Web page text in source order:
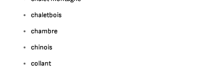
chaletbois
chambre
chinois
collant